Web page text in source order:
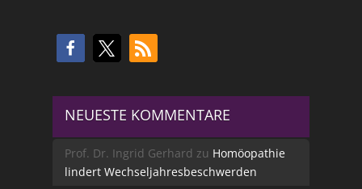
NEUESTE KOMMENTARE
Prof. Dr. Ingrid Gerhard zu Homöopathie
lindert Wechseljahresbeschwerden